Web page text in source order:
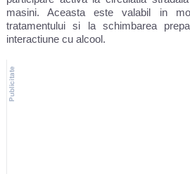
masini. Aceasta este valabil in
tratamentului si la schimbarea
interactiune cu alcool.